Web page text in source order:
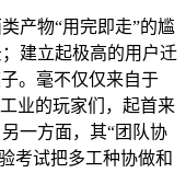
产物“用完即走”的尴
建立起极高的用户迁
。毫不仅仅来自于
业的玩家们，起首来
一方面，其“团队协
考试把多工种协做和